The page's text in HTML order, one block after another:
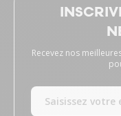
Recevez nos